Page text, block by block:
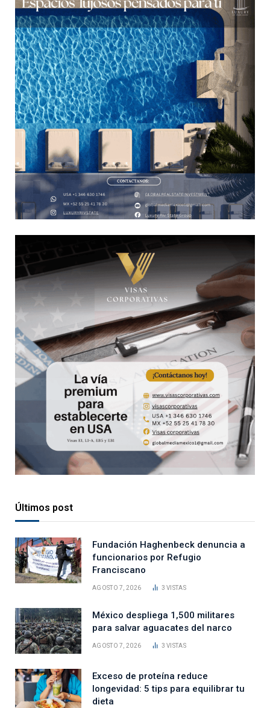
Últimos post
Fundación Haghenbeck denuncia a
funcionarios por Refugio
Franciscano
AGOSTO 7, 2026 3VISTAS
México despliega 1,500 militares
para salvar aguacates del narco
AGOSTO 7, 2026 3VISTAS
Exceso de proteína reduce
longevidad: 5 tips para equilibrar tu
dieta